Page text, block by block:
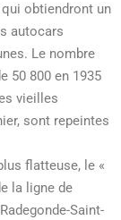
obtiendront un
autocars
Le nombre
50 800 en 1935
vieilles
sont repeintes
flatteuse, le «
la ligne de
Saint-